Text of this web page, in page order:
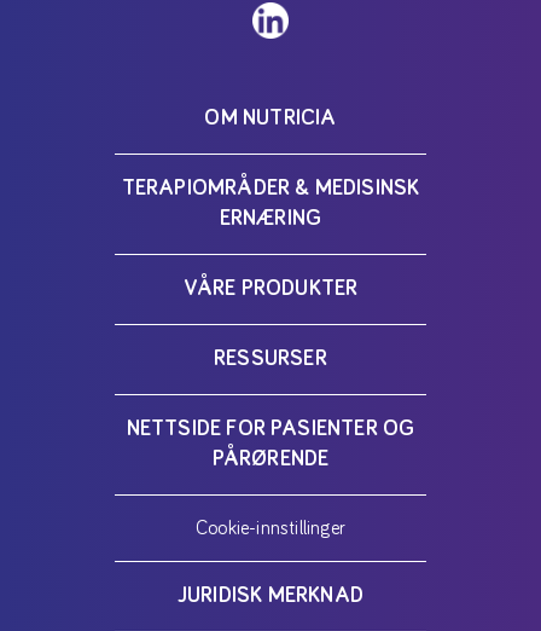
OM NUTRICIA
TERAPIOMRÅDER & MEDISINSK
ERNÆRING
VÅRE PRODUKTER
RESSURSER
NETTSIDE FOR PASIENTER OG
PÅRØRENDE
Cookie-innstillinger
JURIDISK MERKNAD